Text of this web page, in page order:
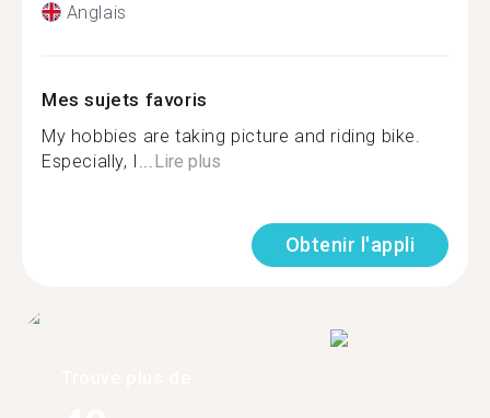
Anglais
Mes sujets favoris
My hobbies are taking picture and riding bike.
Especially, I... Lire plus
Obtenir l'appli